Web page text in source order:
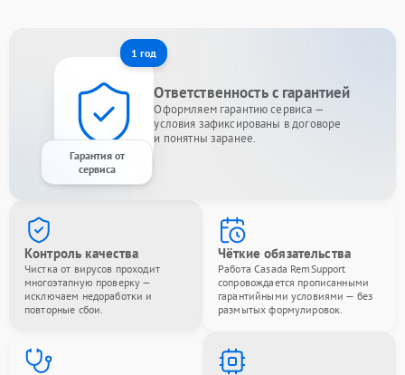
1 год
Гарантия от
сервиса
Ответственность с гарантией
Оформляем гарантию сервиса —
условия зафиксированы в договоре
и понятны заранее.
Контроль качества
Чистка от вирусов проходит
многоэтапную проверку —
исключаем недоработки и
повторные сбои.
Чёткие обязательства
Работа Casada RemSupport
сопровождается прописанными
гарантийными условиями — без
размытых формулировок.